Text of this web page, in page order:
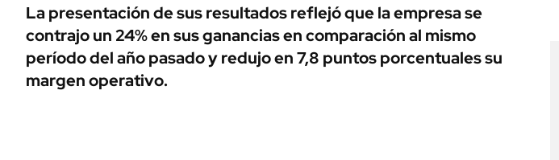
URUGUAY
AUTOS
La presentación de sus resultados reflejó que la empresa se
contrajo un 24% en sus ganancias en comparación al mismo
período del año pasado y redujo en 7,8 puntos porcentuales su
margen operativo.